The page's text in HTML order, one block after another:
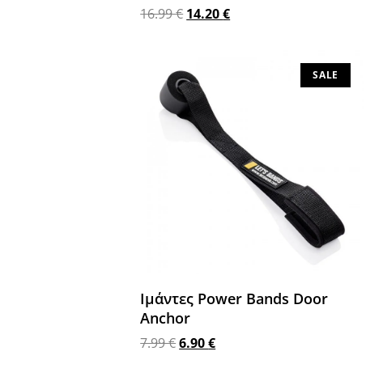
16.99€ 14.20€
SALE
Ιμάντες Power Bands Door
Anchor
7.99€6.90€